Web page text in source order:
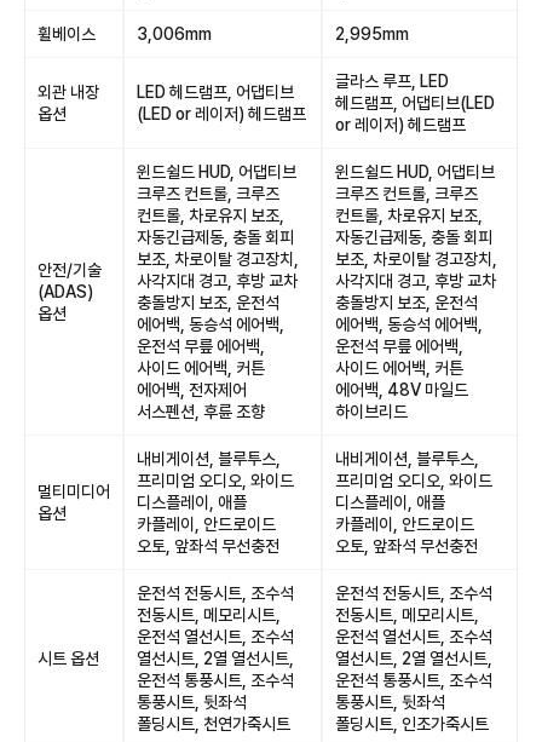
휠베이스 3,006mm 2,995mm
외관 내장
옵션
LED 헤드램프, 어댑티브
(LED or 레이저) 헤드램프
글라스 루프, LED
헤드램프, 어댑티브(LED
or 레이저) 헤드램프
안전/기술
(ADAS)
옵션
윈드쉴드 HUD, 어댑티브
크루즈 컨트롤, 크루즈
컨트롤, 차로유지 보조,
자동긴급제동, 충돌 회피
보조, 차로이탈 경고장치,
사각지대 경고, 후방 교차
충돌방지 보조, 운전석
에어백, 동승석 에어백,
운전석 무릎 에어백,
사이드 에어백, 커튼
에어백, 전자제어
서스펜션, 후륜 조향
윈드쉴드 HUD, 어댑티브
크루즈 컨트롤, 크루즈
컨트롤, 차로유지 보조,
자동긴급제동, 충돌 회피
보조, 차로이탈 경고장치,
사각지대 경고, 후방 교차
충돌방지 보조, 운전석
에어백, 동승석 에어백,
운전석 무릎 에어백,
사이드 에어백, 커튼
에어백, 48V 마일드
하이브리드
멀티미디어
옵션
내비게이션, 블루투스,
프리미엄 오디오, 와이드
디스플레이, 애플
카플레이, 안드로이드
오토, 앞좌석 무선충전
내비게이션, 블루투스,
프리미엄 오디오, 와이드
디스플레이, 애플
카플레이, 안드로이드
오토, 앞좌석 무선충전
시트 옵션
운전석 전동시트, 조수석
전동시트, 메모리시트,
운전석 열선시트, 조수석
열선시트, 2열 열선시트,
운전석 통풍시트, 조수석
통풍시트, 뒷좌석
폴딩시트, 천연가죽시트
운전석 전동시트, 조수석
전동시트, 메모리시트,
운전석 열선시트, 조수석
열선시트, 2열 열선시트,
운전석 통풍시트, 조수석
통풍시트, 뒷좌석
폴딩시트, 인조가죽시트